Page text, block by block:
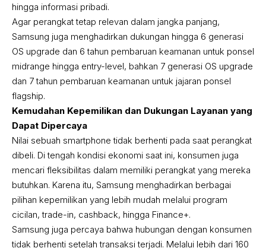
hingga informasi pribadi.
Agar perangkat tetap relevan dalam jangka panjang,
Samsung juga menghadirkan dukungan hingga 6 generasi
OS upgrade dan 6 tahun pembaruan keamanan untuk ponsel
midrange hingga entry-level, bahkan 7 generasi OS upgrade
dan 7 tahun pembaruan keamanan untuk jajaran ponsel
flagship.
Kemudahan Kepemilikan dan Dukungan Layanan yang
Dapat Dipercaya
Nilai sebuah smartphone tidak berhenti pada saat perangkat
dibeli. Di tengah kondisi ekonomi saat ini, konsumen juga
mencari fleksibilitas dalam memiliki perangkat yang mereka
butuhkan. Karena itu, Samsung menghadirkan berbagai
pilihan kepemilikan yang lebih mudah melalui program
cicilan, trade-in, cashback, hingga Finance+.
Samsung juga percaya bahwa hubungan dengan konsumen
tidak berhenti setelah transaksi terjadi. Melalui lebih dari 160